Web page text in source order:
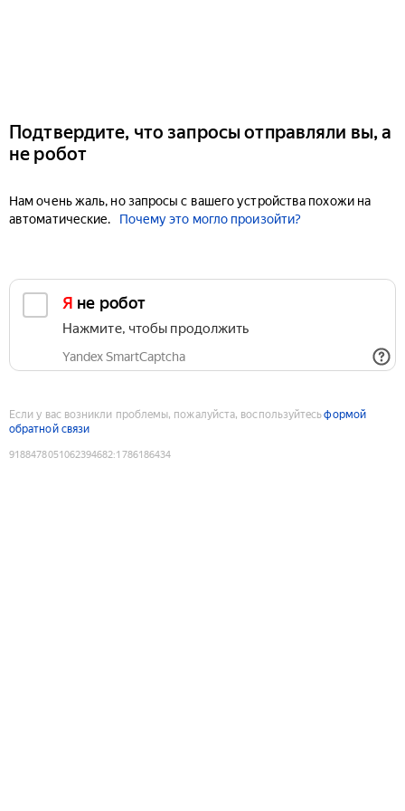
Подтвердите, что запросы отправляли вы, а
не робот
Нам очень жаль, но запросы с вашего устройства похожи на
автоматические.
Почему это могло произойти?
Я не робот
Нажмите, чтобы продолжить
Yandex SmartCaptcha
Если у вас возникли проблемы, пожалуйста, воспользуйтесьформой
обратной связи
9188478051062394682:1786186434